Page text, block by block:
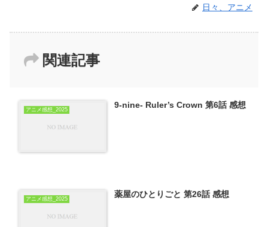
日々、アニメ
関連記事
アニメ感想_2025 9-nine- Ruler’s Crown 第6話 感想
アニメ感想_2025 薬屋のひとりごと 第26話 感想